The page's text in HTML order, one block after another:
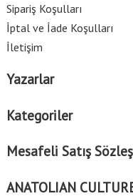
Sipariş Koşulları
İptal ve İade Koşulları
İletişim
Yazarlar
Kategoriler
Mesafeli Satış
ANATOLIAN